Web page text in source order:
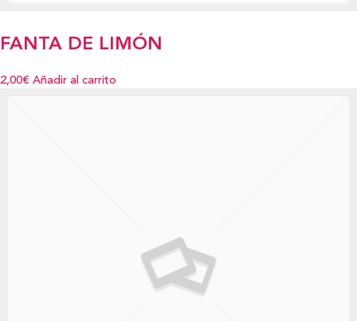
FANTA DE LIMÓN
2,00€ Añadir al carrito